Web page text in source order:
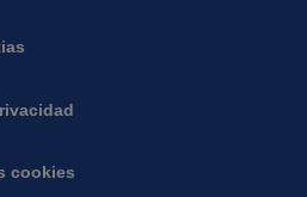
cookies